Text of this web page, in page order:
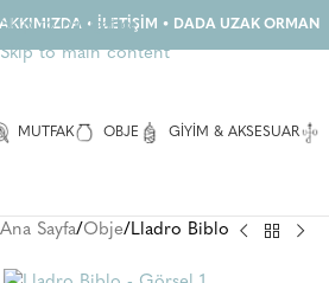
Skip to navigation
Skip to main content
• İLETİŞİM • DADA UZAK ORMAN
MUTFAK OBJE GIYIM & AKSESUAR
Ana Sayfa Obje Lladro Biblo